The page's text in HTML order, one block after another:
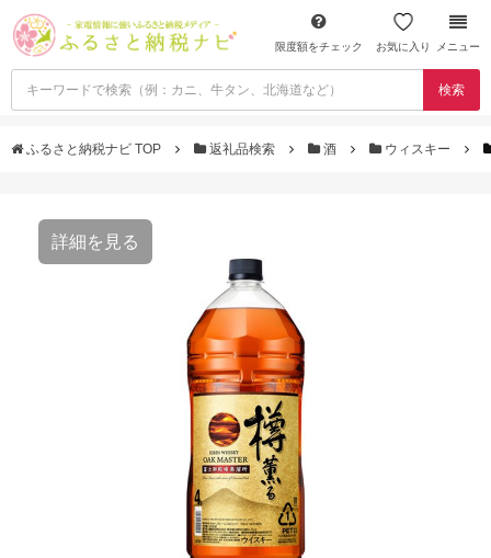
限度額をチェック お気に入り メニュー
検索
ふるさと納税ナビ TOP 返礼品検索 酒 ウィスキー
詳細を見る